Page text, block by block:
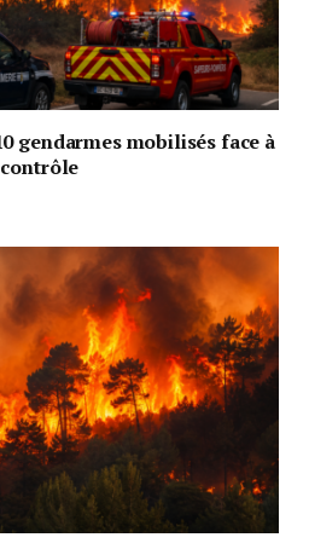
gendarmes mobilisés face à